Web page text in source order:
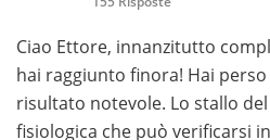
Ciao Ettore, innanzitutto
hai raggiunto finora! Hai perso
risultato notevole. Lo stallo
fisiologica che può verificarsi